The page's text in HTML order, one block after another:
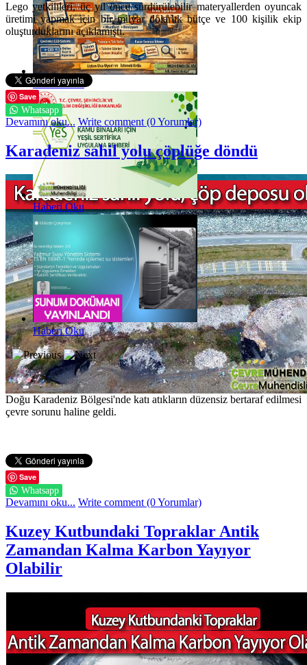
Haberi Oku
Haberi Oku
Haberi Oku
Lego yetkilileri, üç yıl önce sürdürülebilir materyallerden oyuncak
üretimi yapmak için bir milyar dolarlık bütçe ve 100 kişilik ekip
oluşturduklarını açıklamıştı.
Save
Whatsapp
Devamını oku... Write comment (0 Yorumlar)
Karadeniz sahil yolu çöplüğe döndü
Doğu Karadeniz Bölgesi'nde katı atıkların düzensiz bertaraf edilmesi
çevre sorunu haline geldi.
Save
Whatsapp
Devamını oku... Write comment (0 Yorumlar)
Kuzey Kutbundaki Topraklar Antik
Zamandan Kalma Karbon Yayıyor
Olabilir